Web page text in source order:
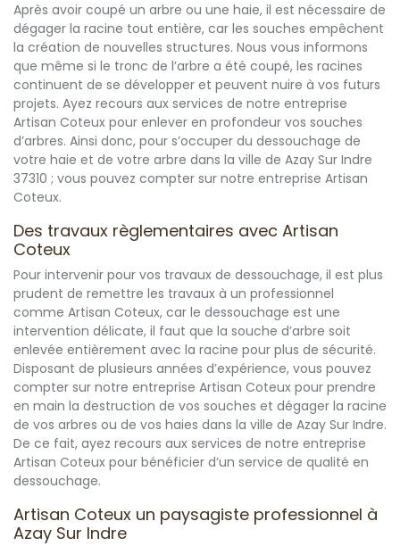
Après avoir coupé un arbre ou une haie, il est nécessaire de
dégager la racine tout entière, car les souches empêchent
la création de nouvelles structures. Nous vous informons
que même si le tronc de l’arbre a été coupé, les racines
continuent de se développer et peuvent nuire à vos futurs
projets. Ayez recours aux services de notre entreprise
Artisan Coteux pour enlever en profondeur vos souches
d’arbres. Ainsi donc, pour s’occuper du dessouchage de
votre haie et de votre arbre dans la ville de Azay Sur Indre
37310 ; vous pouvez compter sur notre entreprise Artisan
Coteux.
Des travaux règlementaires avec Artisan
Coteux
Pour intervenir pour vos travaux de dessouchage, il est plus
prudent de remettre les travaux à un professionnel
comme Artisan Coteux, car le dessouchage est une
intervention délicate, il faut que la souche d’arbre soit
enlevée entièrement avec la racine pour plus de sécurité.
Disposant de plusieurs années d’expérience, vous pouvez
compter sur notre entreprise Artisan Coteux pour prendre
en main la destruction de vos souches et dégager la racine
de vos arbres ou de vos haies dans la ville de Azay Sur Indre.
De ce fait, ayez recours aux services de notre entreprise
Artisan Coteux pour bénéficier d’un service de qualité en
dessouchage.
Artisan Coteux un paysagiste professionnel à
Azay Sur Indre